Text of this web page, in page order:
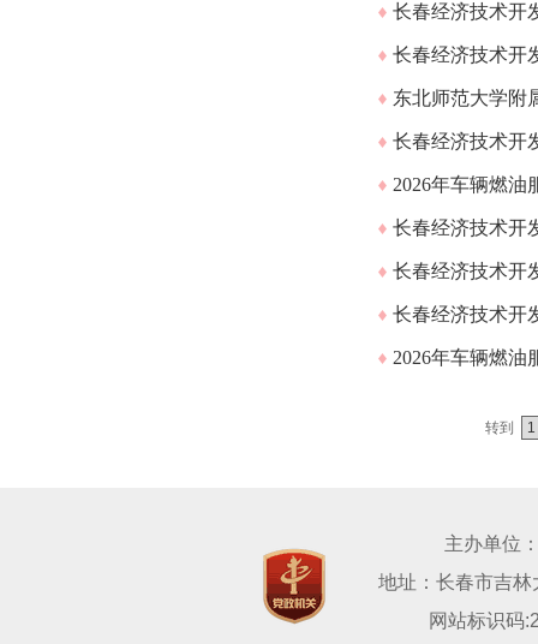
长春经济技术开
长春经济技术开
东北师范大学附
长春经济技术开
2026年车辆燃油
长春经济技术开
长春经济技术开
长春经济技术开
2026年车辆燃油
转到
主办单位
地址：长春市吉
网站标识码